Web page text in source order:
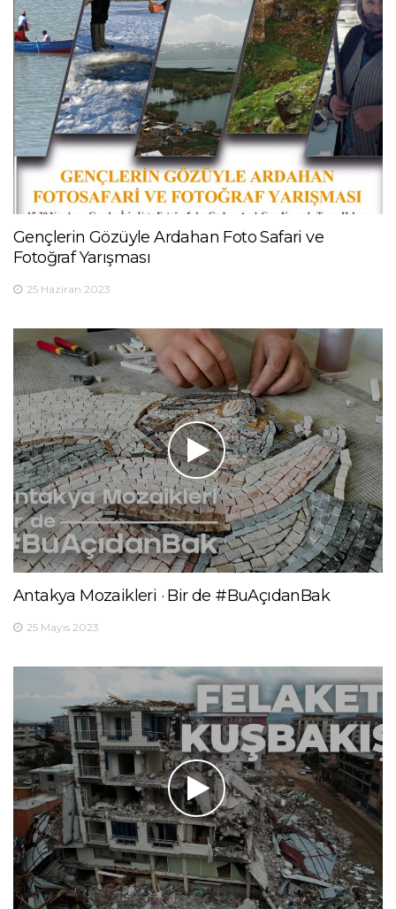
Gençlerin Gözüyle Ardahan Foto Safari ve
Fotoğraf Yarışması
25 Haziran 2023
Antakya Mozaikleri · Bir de #BuAçıdanBak
25 Mayıs 2023